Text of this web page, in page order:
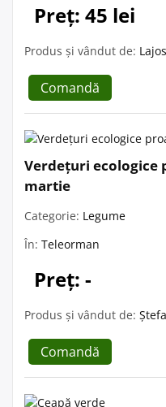
Preț: 45 lei
Produs și vândut de:
Comandă
Verdețuri ecologice
martie
Categorie: Legume
În: Teleorman
Preț: -
Produs și vândut de:
Comandă